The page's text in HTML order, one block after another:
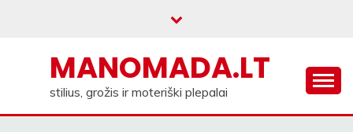
MANOMADA.LT
stilius, grožis ir moteriški plepalai